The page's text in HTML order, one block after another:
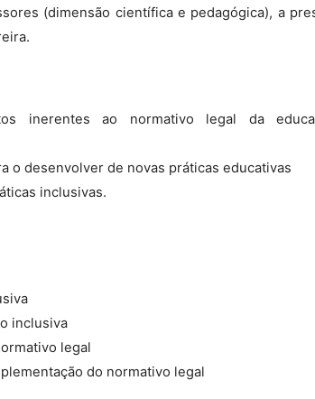
(dimensão científica e pedagógica), a
inerentes ao normativo legal da
o desenvolver de novas práticas educativas
inclusivas.
inclusiva
legal
do normativo legal